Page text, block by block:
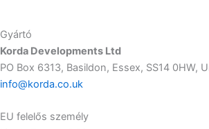
Gyártó
Korda Developments Ltd
PO Box 6313, Basildon, Essex, SS14 0HW,
info@korda.co.uk
EU felelős személy